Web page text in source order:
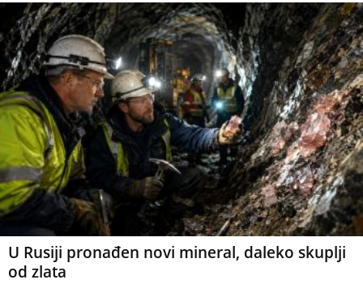
U Rusiji pronađen novi mineral, daleko skuplji
od zlata